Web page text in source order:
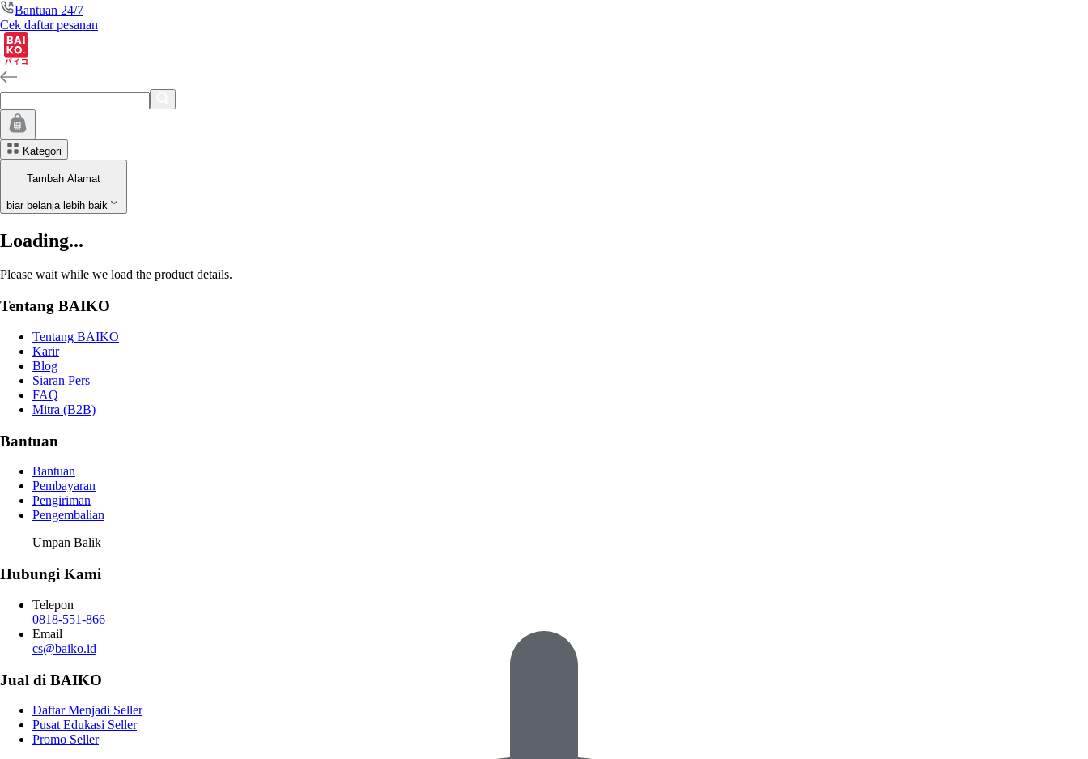
Bantuan 24/7
Cek daftar pesanan
Kategori
Tambah Alamat
biar belanja lebih baik
Loading...
Please wait while we load the product details.
Tentang BAIKO
Tentang BAIKO
Karir
Blog
Siaran Pers
FAQ
Mitra (B2B)
Bantuan
Bantuan
Pembayaran
Pengiriman
Pengembalian
Umpan Balik
Hubungi Kami
Telepon
0818-551-866
Email
cs@baiko.id
Jual di BAIKO
Daftar Menjadi Seller
Pusat Edukasi Seller
Promo Seller